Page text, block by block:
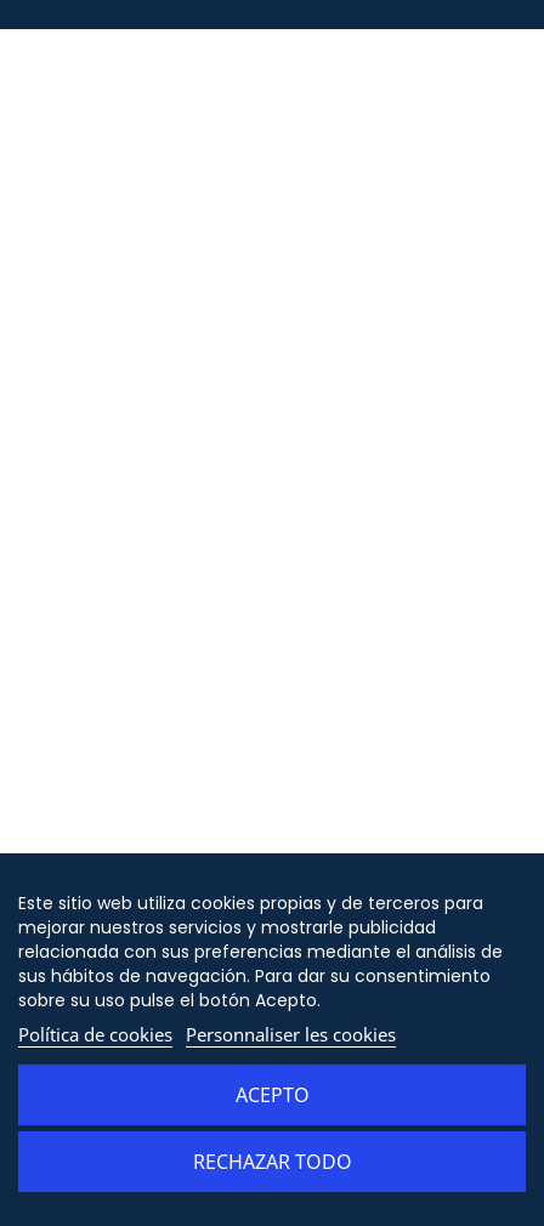
Este sitio web utiliza cookies propias y de terceros para
mejorar nuestros servicios y mostrarle publicidad
relacionada con sus preferencias mediante el análisis de
sus hábitos de navegación. Para dar su consentimiento
sobre su uso pulse el botón Acepto.
Política de cookies Personnaliser les cookies
RECHAZAR TODO
ACEPTO